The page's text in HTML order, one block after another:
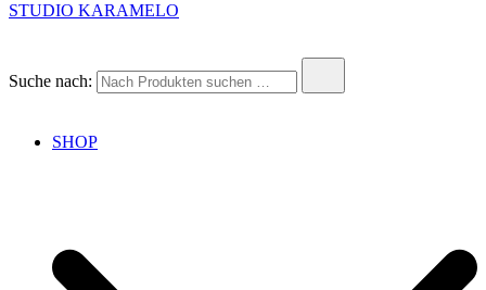
STUDIO KARAMELO
Suche nach:
SHOP